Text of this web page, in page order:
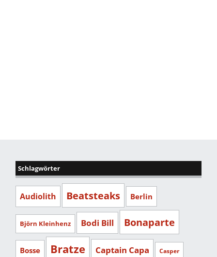
Schlagwörter
Audiolith Beatsteaks Berlin
Björn Kleinhenz Bodi Bill Bonaparte
Bosse Bratze Captain Capa Casper